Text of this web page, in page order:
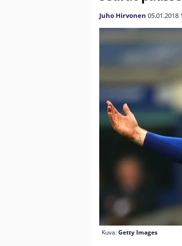
Juho Hirvonen 05.01.2018
Kuva:Getty Images